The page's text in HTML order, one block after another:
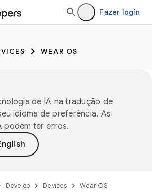
Fazer login
WEAR OS
de IA na tradução de
idioma de preferência. As
podem ter erros.
Develop Devices Wear OS